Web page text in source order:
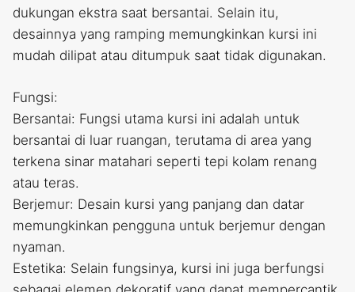
dukungan ekstra saat bersantai. Selain itu,
desainnya yang ramping memungkinkan kursi ini
mudah dilipat atau ditumpuk saat tidak digunakan.
Fungsi:
Bersantai: Fungsi utama kursi ini adalah untuk
bersantai di luar ruangan, terutama di area yang
terkena sinar matahari seperti tepi kolam renang
atau teras.
Berjemur: Desain kursi yang panjang dan datar
memungkinkan pengguna untuk berjemur dengan
nyaman.
Estetika: Selain fungsinya, kursi ini juga berfungsi